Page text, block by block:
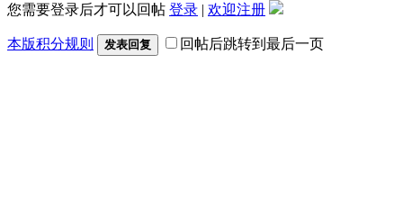
您需要登录后才可以回帖 登录 | 欢迎注册
本版积分规则 发表回复 回帖后跳转到最后一页